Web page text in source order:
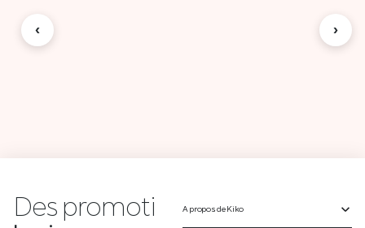
‹ ›
Des promoti A propos de Kiko